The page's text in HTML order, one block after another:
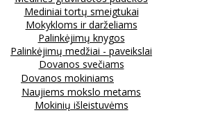
Mediniai tortų smeigtukai
Mokykloms ir darželiams
Palinkėjimų knygos
Palinkėjimų medžiai - paveikslai
Dovanos svečiams
Dovanos mokiniams
Naujiems mokslo metams
Mokinių išleistuvėms